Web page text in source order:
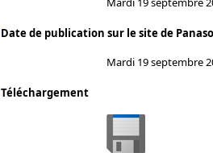
Date de publication sur le site de
Mardi 19 septembre
Téléchargement